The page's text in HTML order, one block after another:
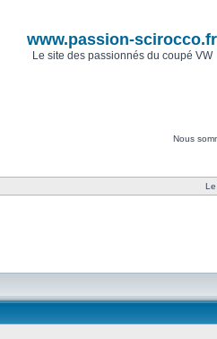
www.passion-scirocco.fr
Le site des passionnés du coupé VW
Nous
Le